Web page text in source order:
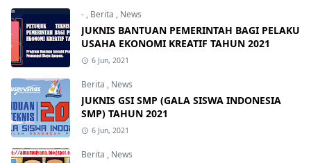
- , Berita , News
JUKNIS BANTUAN PEMERINTAH BAGI PELAKU
USAHA EKONOMI KREATIF TAHUN 2021
6 Jun, 2021
Berita , News
JUKNIS GSI SMP (GALA SISWA INDONESIA
SMP) TAHUN 2021
6 Jun, 2021
Berita , News